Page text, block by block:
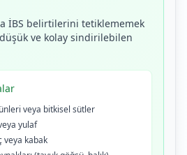
İBS belirtilerini tetiklememek
düşük ve kolay sindirilebilen
veya bitkisel sütler
yulaf
veya kabak